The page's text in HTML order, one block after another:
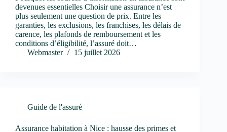
devenues essentielles Choisir une assurance n’est
plus seulement une question de prix. Entre les
garanties, les exclusions, les franchises, les délais de
carence, les plafonds de remboursement et les
conditions d’éligibilité, l’assuré doit…
Webmaster
15 juillet 2026
Guide de l'assuré
Assurance habitation à Nice : hausse des primes et